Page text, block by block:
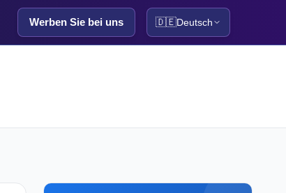
Werben Sie bei uns 🇩🇪Deutsch